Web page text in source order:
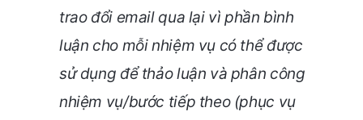
trao đổi email qua lại vì phần bình
luận cho mỗi nhiệm vụ có thể được
sử dụng để thảo luận và phân công
nhiệm vụ/bước tiếp theo (phục vụ